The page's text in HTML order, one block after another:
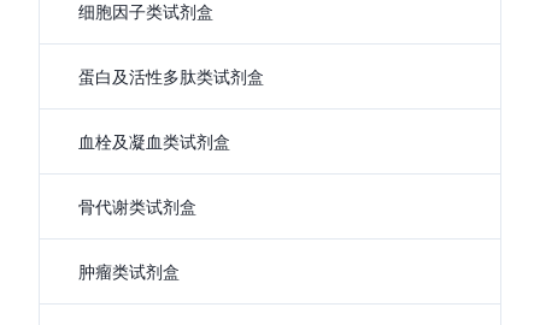
细胞因子类试剂盒
蛋白及活性多肽类试剂盒
血栓及凝血类试剂盒
骨代谢类试剂盒
肿瘤类试剂盒